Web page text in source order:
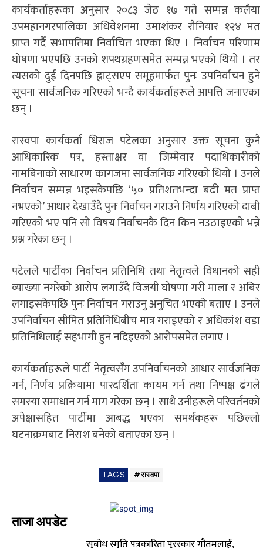
कार्यकर्ताहरूका अनुसार २०८३ जेठ १७ गते सम्पन्न कलैया
उपमहानगरपालिका अधिवेशनमा उमाशंकर राैनियार १२४ मत
प्राप्त गर्दै सभापतिमा निर्वाचित भएका थिए । निर्वाचन परिणाम
घोषणा भएपछि उनको शपथग्रहणसमेत सम्पन्न भएको थियो । तर
त्यसको दुई दिनपछि ह्वाट्सएप समूहमार्फत पुनः उपनिर्वाचन हुने
सूचना सार्वजनिक गरिएको भन्दै कार्यकर्ताहरूले आपत्ति जनाएका
छन् ।
रास्वपा कार्यकर्ता धिराज पटेलका अनुसार उक्त सूचना कुनै
आधिकारिक पत्र, हस्ताक्षर वा जिम्मेवार पदाधिकारीको
नामबिनाको साधारण कागजमा सार्वजनिक गरिएको थियो । उनले
निर्वाचन सम्पन्न भइसकेपछि ‘५० प्रतिशतभन्दा बढी मत प्राप्त
नभएको’ आधार देखाउँदै पुनः निर्वाचन गराउने निर्णय गरिएको दाबी
गरिएको भए पनि सो विषय निर्वाचनकै दिन किन नउठाइएको भन्ने
प्रश्न गरेका छन् ।
पटेलले पार्टीका निर्वाचन प्रतिनिधि तथा नेतृत्वले विधानको सही
व्याख्या नगरेको आरोप लगाउँदै विजयी घोषणा गरी माला र अबिर
लगाइसकेपछि पुनः निर्वाचन गराउनु अनुचित भएको बताए । उनले
उपनिर्वाचन सीमित प्रतिनिधिबीच मात्र गराइएको र अधिकांश वडा
प्रतिनिधिलाई सहभागी हुन नदिइएको आरोपसमेत लगाए ।
कार्यकर्ताहरूले पार्टी नेतृत्वसँग उपनिर्वाचनको आधार सार्वजनिक
गर्न, निर्णय प्रक्रियामा पारदर्शिता कायम गर्न तथा निष्पक्ष ढंगले
समस्या समाधान गर्न माग गरेका छन् । साथै उनीहरूले परिवर्तनको
अपेक्षासहित पार्टीमा आबद्ध भएका समर्थकहरू पछिल्लो
घटनाक्रमबाट निराश बनेको बताएका छन् ।
TAGS #रास्वपा
ताजा अपडेट
सुबोध स्मृति पत्रकारिता पुरस्कार गौतमलाई,